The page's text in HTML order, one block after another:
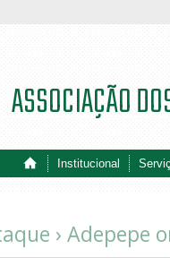
Institucional
ASSOCIAÇÃO
› Adepepe